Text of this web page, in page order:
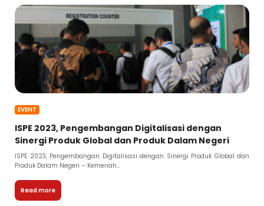
EVENT
ISPE 2023, Pengembangan Digitalisasi dengan
Sinergi Produk Global dan Produk Dalam Negeri
ISPE 2023, Pengembangan Digitalisasi dengan Sinergi Produk Global dan
Produk Dalam Negeri – Kemeriah...
Read more